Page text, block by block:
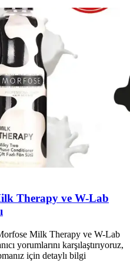
Therapy ve W-Lab
Milk Therapy ve W-Lab
yorumlarını karşılaştırıyoruz,
için detaylı bilgi